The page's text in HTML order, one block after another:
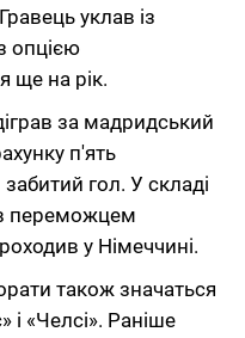
уклав із
опцією
ще на рік.
за мадридський
п'ять
гол. У складі
переможцем
у Німеччині.
також значаться
і «Челсі». Раніше